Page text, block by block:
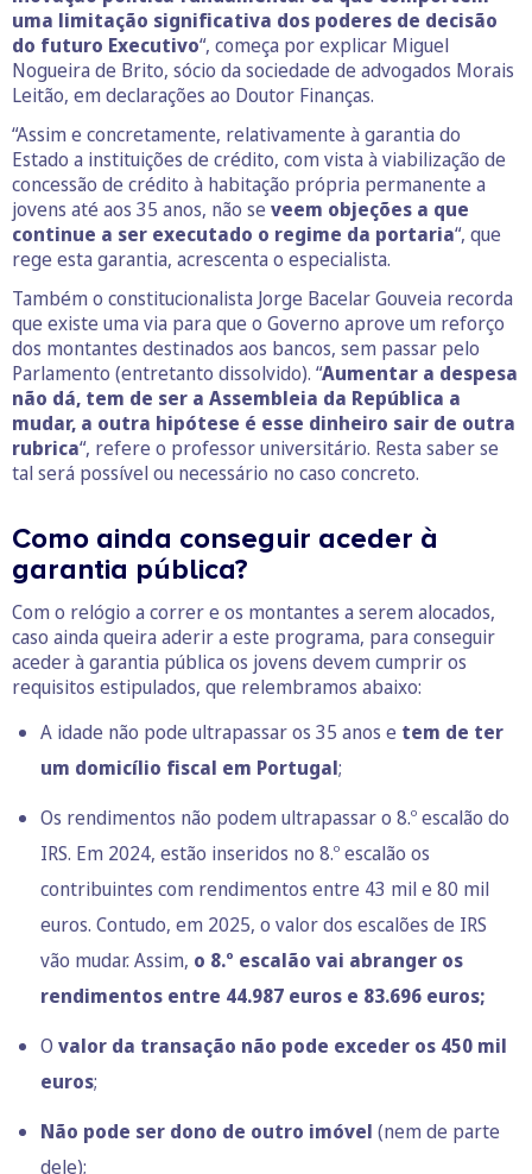
uma limitação significativa dos poderes de decisão
do futuro Executivo“, começa por explicar Miguel
Nogueira de Brito, sócio da sociedade de advogados Morais
Leitão, em declarações ao Doutor Finanças.
“Assim e concretamente, relativamente à garantia do
Estado a instituições de crédito, com vista à viabilização de
concessão de crédito à habitação própria permanente a
jovens até aos 35 anos, não se veem objeções a que
continue a ser executado o regime da portaria“, que
rege esta garantia, acrescenta o especialista.
Também o constitucionalista Jorge Bacelar Gouveia recorda
que existe uma via para que o Governo aprove um reforço
dos montantes destinados aos bancos, sem passar pelo
Parlamento (entretanto dissolvido). “Aumentar a despesa
não dá, tem de ser a Assembleia da República a
mudar, a outra hipótese é esse dinheiro sair de outra
rubrica“, refere o professor universitário. Resta saber se
tal será possível ou necessário no caso concreto.
Como ainda conseguir aceder à
garantia pública?
Com o relógio a correr e os montantes a serem alocados,
caso ainda queira aderir a este programa, para conseguir
aceder à garantia pública os jovens devem cumprir os
requisitos estipulados, que relembramos abaixo:
A idade não pode ultrapassar os 35 anos e tem de ter
um domicílio fiscal em Portugal;
Os rendimentos não podem ultrapassar o 8.º escalão do
IRS. Em 2024, estão inseridos no 8.º escalão os
contribuintes com rendimentos entre 43 mil e 80 mil
euros. Contudo, em 2025, o valor dos escalões de IRS
vão mudar. Assim, o 8.º escalão vai abranger os
rendimentos entre 44.987 euros e 83.696 euros;
O valor da transação não pode exceder os 450 mil
euros;
Não pode ser dono de outro imóvel (nem de parte
dele);